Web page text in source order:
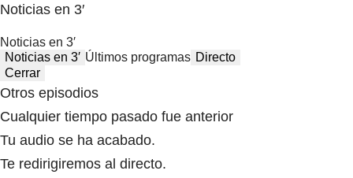
Noticias en 3′
Noticias en 3′
Noticias en 3′ Últimos programas Directo
Cerrar
Otros episodios
Cualquier tiempo pasado fue anterior
Tu audio se ha acabado.
Te redirigiremos al directo.